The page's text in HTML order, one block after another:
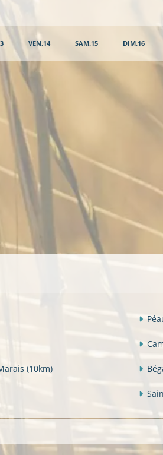
VEN.14 SAM.15 DIM.16
(10km)